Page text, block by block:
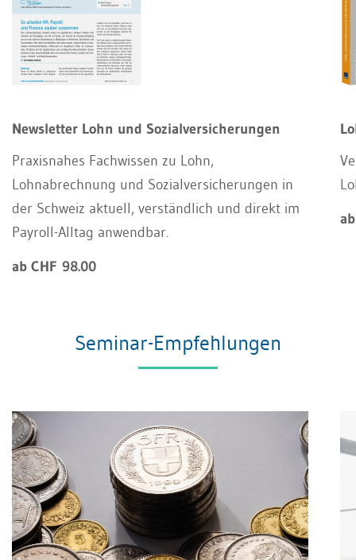
Newsletter Lohn und Sozialversicherungen
Praxisnahes Fachwissen zu Lohn,
Lohnabrechnung und Sozialversicherungen in
der Schweiz aktuell, verständlich und direkt im
Payroll-Alltag anwendbar.
ab CHF 98.00
Seminar-Empfehlungen